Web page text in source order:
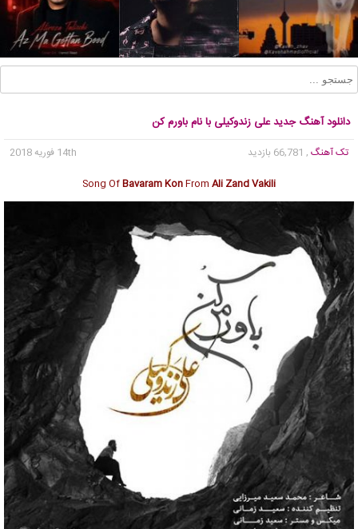
دانلود آهنگ جدید علی زندوکیلی با نام باورم کن
تک آهنگ , 66,781 بازدید
14th فوریه 2018
Song OfBavaram KonFrom Ali Zand Vakili